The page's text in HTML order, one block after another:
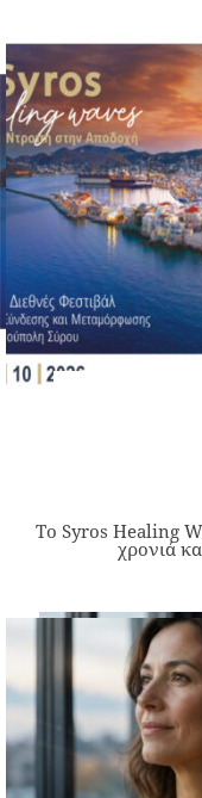
Το Syros Healing
χρονιά